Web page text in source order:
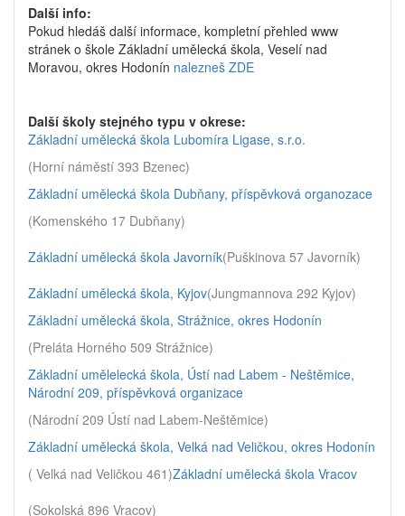
Další info:
Pokud hledáš další informace, kompletní přehled www
stránek o škole Základní umělecká škola, Veselí nad
Moravou, okres Hodonín nalezneš ZDE
Další školy stejného typu v okrese:
Základní umělecká škola Lubomíra Ligase, s.r.o.
(Horní náměstí 393 Bzenec)
Základní umělecká škola Dubňany, příspěvková organozace
(Komenského 17 Dubňany)
Základní umělecká škola Javorník(Puškinova 57 Javorník)
Základní umělecká škola, Kyjov(Jungmannova 292 Kyjov)
Základní umělecká škola, Strážnice, okres Hodonín
(Preláta Horného 509 Strážnice)
Základní umělelecká škola, Ústí nad Labem - Neštěmice,
Národní 209, příspěvková organizace
(Národní 209 Ústí nad Labem-Neštěmice)
Základní umělecká škola, Velká nad Veličkou, okres Hodonín
( Velká nad Veličkou 461)Základní umělecká škola Vracov
(Sokolská 896 Vracov)